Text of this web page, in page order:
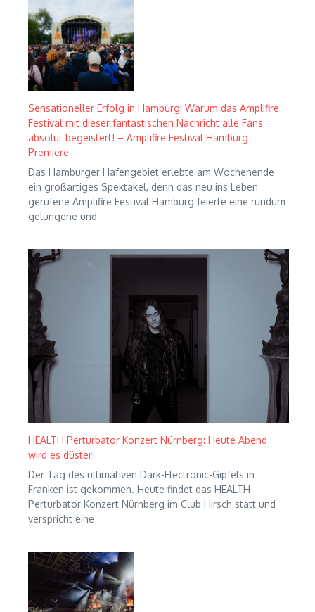
Sensationeller Erfolg in Hamburg: Warum das Amplifire
Festival mit dieser fantastischen Nachricht alle Fans
absolut begeistert! – Amplifire Festival Hamburg
Premiere
Das Hamburger Hafengebiet erlebte am Wochenende
ein großartiges Spektakel, denn das neu ins Leben
gerufene Amplifire Festival Hamburg feierte eine rundum
gelungene und
HEALTH Perturbator Konzert Nürnberg: Heute Abend
wird es düster
Der Tag des ultimativen Dark-Electronic-Gipfels in
Franken ist gekommen. Heute findet das HEALTH
Perturbator Konzert Nürnberg im Club Hirsch statt und
verspricht eine